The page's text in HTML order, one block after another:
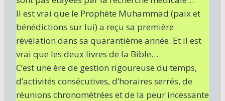
Il est vrai que le Prophète Muhammad (paix et
bénédictions sur lui) a reçu sa première
révélation dans sa quarantième année. Et il est
vrai que les deux livres de la Bible…
C’est une ère de gestion rigoureuse du temps,
d’activités consécutives, d’horaires serrés, de
réunions chronométrées et de la peur incessante